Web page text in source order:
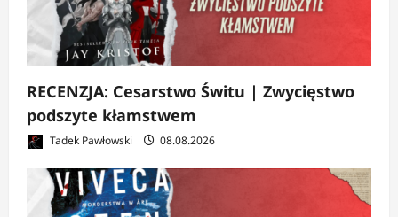
RECENZJA: Cesarstwo Świtu | Zwycięstwo
podszyte kłamstwem
Tadek Pawłowski 08.08.2026